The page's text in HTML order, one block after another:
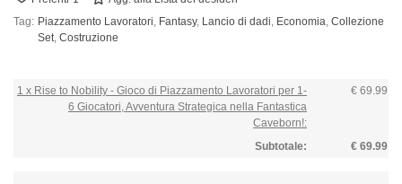
Tag: Piazzamento Lavoratori, Fantasy, Lancio di dadi, Economia, Collezione
Set, Costruzione
1 x Rise to Nobility - Gioco di Piazzamento Lavoratori per 1-
6 Giocatori, Avventura Strategica nella Fantastica
Caveborn!:
€ 69.99
Subtotale: € 69.99